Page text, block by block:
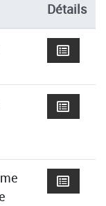
Détails